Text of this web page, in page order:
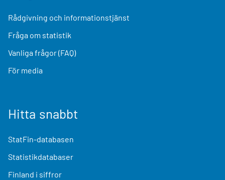
Rådgivning och informationstjänst
Fråga om statistik
Vanliga frågor (FAQ)
För media
Hitta snabbt
StatFin-databasen
Statistikdatabaser
Finland i siffror